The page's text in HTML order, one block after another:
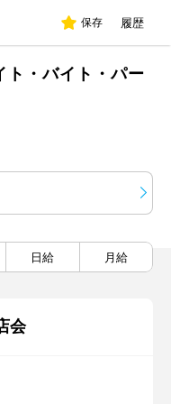
保存 履歴
ト・バイト・パー
日給 月給
会